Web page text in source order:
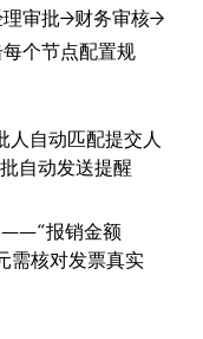
理审批→财务审核→
个节点配置规
人自动匹配提交人
自动发送提醒​
——“报销金额
需核对发票真实